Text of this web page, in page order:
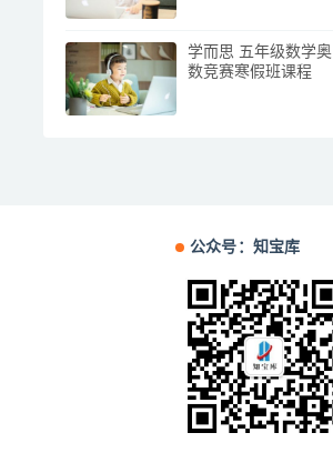
学而思 五年级数学奥
数竞赛寒假班课程
公众号：知宝库